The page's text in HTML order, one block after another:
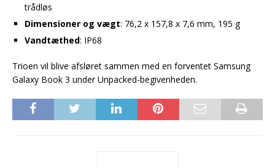
trådløs
Dimensioner og vægt: 76,2 x 157,8 x 7,6 mm, 195 g
Vandtæthed: IP68
Trioen vil blive afsløret sammen med en forventet Samsung
Galaxy Book 3 under Unpacked-begivenheden.